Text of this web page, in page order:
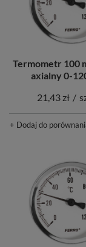
Termometr 100
axialny 0-
21,43 zł /
+ Dodaj do